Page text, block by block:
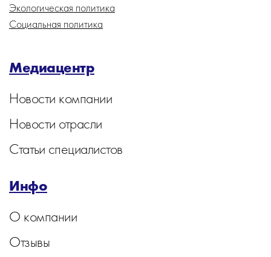
Экологическая политика
Социальная политика
Медиацентр
Новости компании
Новости отрасли
Статьи специалистов
Инфо
О компании
Отзывы